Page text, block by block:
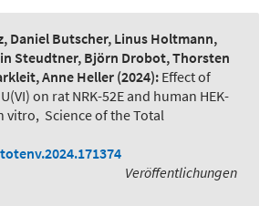
Daniel Butscher, Linus Holtmann,
Steudtner, Björn Drobot, Thorsten
Anne Heller (2024): Effect of
on rat NRK-52E and human HEK-
vitro, Science of the Total
Veröffentlichungen